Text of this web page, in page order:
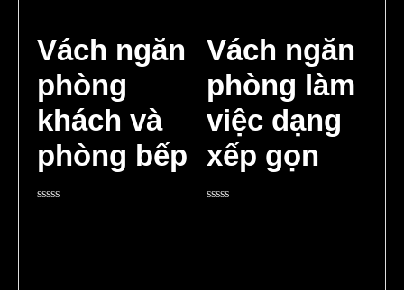
Vách ngăn
phòng
khách và
phòng bếp
Vách ngăn
phòng làm
việc dạng
xếp gọn